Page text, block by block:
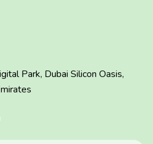
Park, Dubai Silicon Oasis,